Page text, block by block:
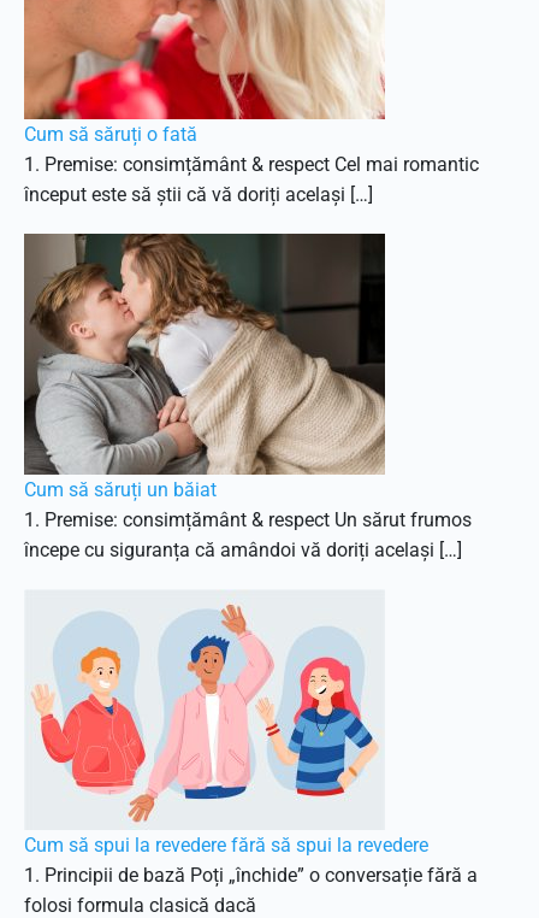
Cum să săruți o fată
1. Premise: consimțământ & respect Cel mai romantic
început este să știi că vă doriți același […]
Cum să săruți un băiat
1. Premise: consimțământ & respect Un sărut frumos
începe cu siguranța că amândoi vă doriți același […]
Cum să spui la revedere fără să spui la revedere
1. Principii de bază Poți „închide” o conversație fără a
folosi formula clasică dacă